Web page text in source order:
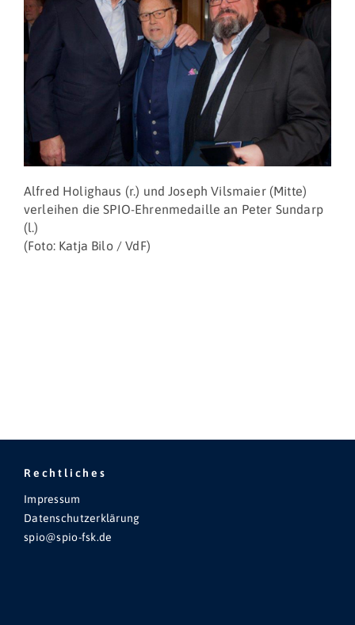
Alfred Holighaus (r.) und Joseph Vilsmaier (Mitte)
verleihen die SPIO-Ehrenmedaille an Peter Sundarp
(l.)
(Foto: Katja Bilo / VdF)
Rechtliches
Impressum
Datenschutzerklärung
spio@spio-fsk.de